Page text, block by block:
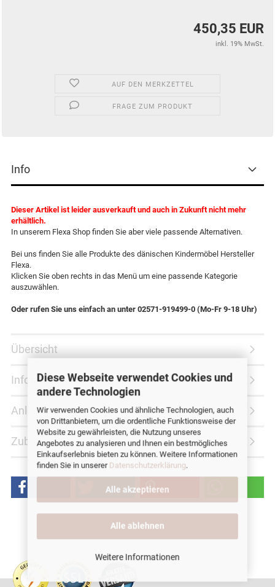
Diese Webseite verwendet Cookies und
andere Technologien
Wir verwenden Cookies und ähnliche Technologien, auch
von Drittanbietern, um die ordentliche Funktionsweise der
Website zu gewährleisten, die Nutzung unseres
Angebotes zu analysieren und Ihnen ein bestmögliches
Einkaufserlebnis bieten zu können. Weitere Informationen
finden Sie in unserer Datenschutzerklärung.
Alle akzeptieren
Alle ablehnen
Weitere Informationen
450,35 EUR
inkl. 19% MwSt.
AUF DEN MERKZETTEL
FRAGE ZUM PRODUKT
Info
Dieser Artikel ist leider ausverkauft und auch in Zukunft nicht mehr
erhältlich.
In unserem Flexa Shop finden Sie aber viele passende Alternativen.
Bei uns finden Sie alle Produkte des dänischen Kindermöbel Hersteller
Flexa.
Klicken Sie oben rechts in das Menü um eine passende Kategorie
auszuwählen.
Oder rufen Sie uns einfach an unter 02571-919499-0 (Mo-Fr 9-18 Uhr)
Übersicht
Information
Anleitung
Zubehör